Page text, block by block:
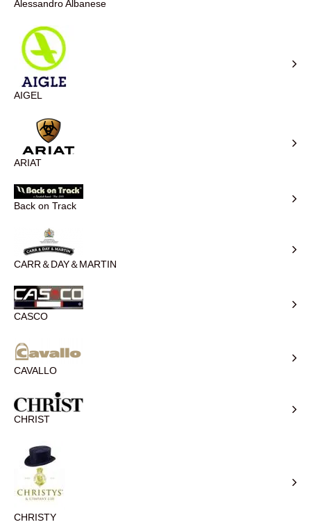
Alessandro Albanese
AIGEL
ARIAT
Back on Track
CARR＆DAY＆MARTIN
CASCO
CAVALLO
CHRIST
CHRISTY